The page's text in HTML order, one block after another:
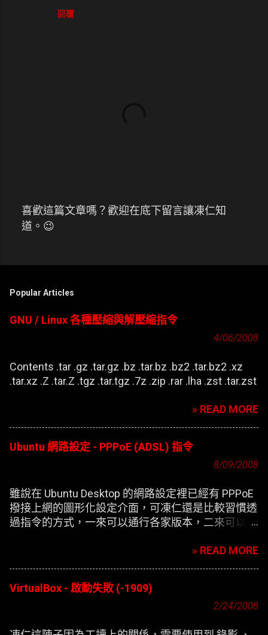
回覆
張
喜歡這篇文章嗎？歡迎在底下留言讓凍仁知
道。😉
Popular Articles
GNU / Linux 各種壓縮與解壓縮指令
4/06/2008
Contents .tar .gz .tar.gz .bz .tar.bz .bz2 .tar.bz2 .xz
.tar.xz .Z .tar.Z .tgz .tar.tgz .7z .zip .rar .lha .zst .tar.zst
» READ MORE
Ubuntu 網路設定 - PPPoE (ADSL) 指令
8/09/2008
雖說在 Ubuntu Desktop 的網路設定裡已經有 PPPoE
撥接上網的圖形化設定介面，可凍仁還是比較習慣透
過指令的方式，一來可以通行各家版本，二來可以在
» READ MORE
VirtualBox - 啟動失敗 (-1909)
2/24/2008